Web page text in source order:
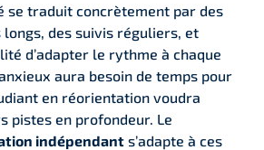
se traduit concrètement par des
des suivis réguliers, et
d’adapter le rythme à chaque
aura besoin de temps pour
en réorientation voudra
pistes en profondeur. Le
indépendant s’adapte à ces